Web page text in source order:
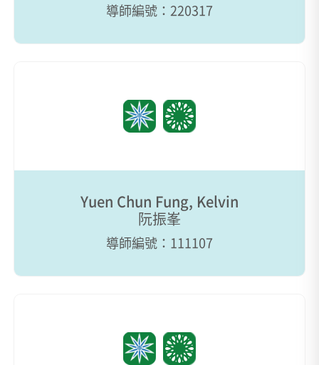
導師編號：220317
Yuen Chun Fung, Kelvin
阮振峯
導師編號：111107